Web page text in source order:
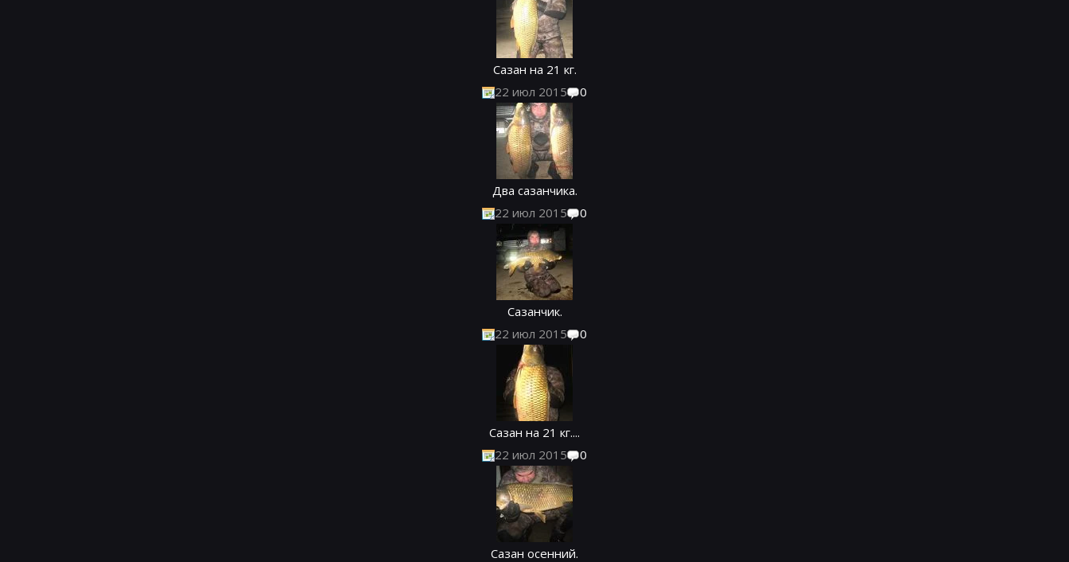
Сазан на 21 кг.
22 июл 2015
0
Два сазанчика.
22 июл 2015
0
Сазанчик.
22 июл 2015
0
Сазан на 21 кг....
22 июл 2015
0
Сазан осенний.